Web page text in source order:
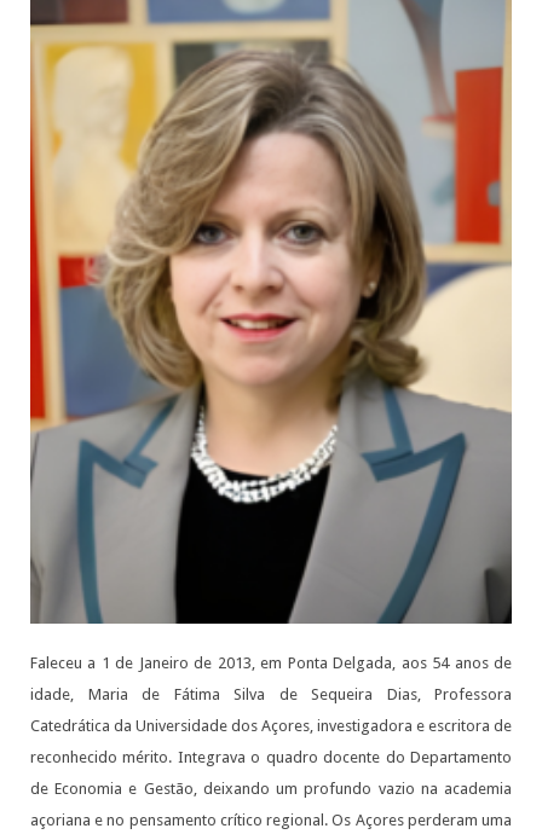
Faleceu a 1 de Janeiro de 2013, em Ponta Delgada, aos 54 anos de
idade, Maria de Fátima Silva de Sequeira Dias, Professora
Catedrática da Universidade dos Açores, investigadora e escritora de
reconhecido mérito. Integrava o quadro docente do Departamento
de Economia e Gestão, deixando um profundo vazio na academia
açoriana e no pensamento crítico regional. Os Açores perderam uma